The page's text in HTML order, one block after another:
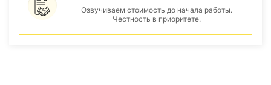
Озвучиваем стоимость до начала работы.
Честность в приоритете.